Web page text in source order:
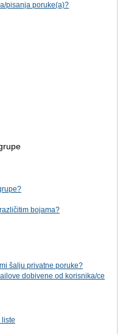
pisanja poruke(a)?
bojama?
šalju privatne poruke?
dobivene od korisnika/ce
liste